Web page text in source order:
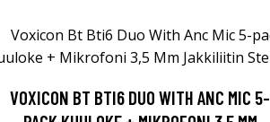
VOXICON BT BTI6 DUO WITH ANC MIC 5-